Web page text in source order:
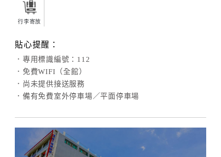
行李寄放
貼心提醒：
．專用標識編號：112
．免費WIFI（全館）
．尚未提供接送服務
．備有免費室外停車場／平面停車場